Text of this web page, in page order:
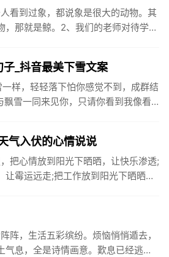
看到过象，都说象是很大的动物。其
，那就是鲸。2、我们的老师对待学生
_抖音最美下雪文案
样，轻轻落下怕你感觉不到，成群结
飘雪一同来见你，只请你看到我像看
气入伏的心情说说
把心情放到阳光下晒晒，让快乐渗透;
让霉运远走;把工作放到阳光下晒晒，
阵，生活五彩缤纷。烦恼悄悄遁去，
气息，全是诗情画意。歎息已经逃